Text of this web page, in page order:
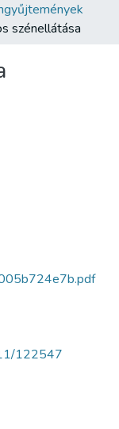
szénellátása
122547